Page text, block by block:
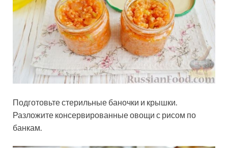
Подготовьте стерильные баночки и крышки.
Разложите консервированные овощи с рисом по
банкам.